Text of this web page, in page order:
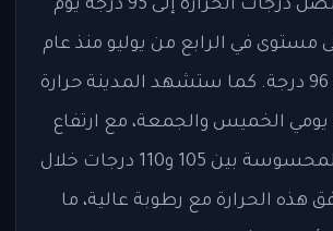
من المتوقع أن تصل درجات الحرارة إلى 95 درجة يوم
مستوى في الرابع من يوليو منذ عام
2010 حين بلغت 96 درجة. كما ستشهد المدينة حرارة
100 درجة يومي الخميس والجمعة، مع ارتفاع
درجات الحرارة المحسوسة بين 105 و110 درجات خلال
هذه الحرارة مع رطوبة عالية، ما